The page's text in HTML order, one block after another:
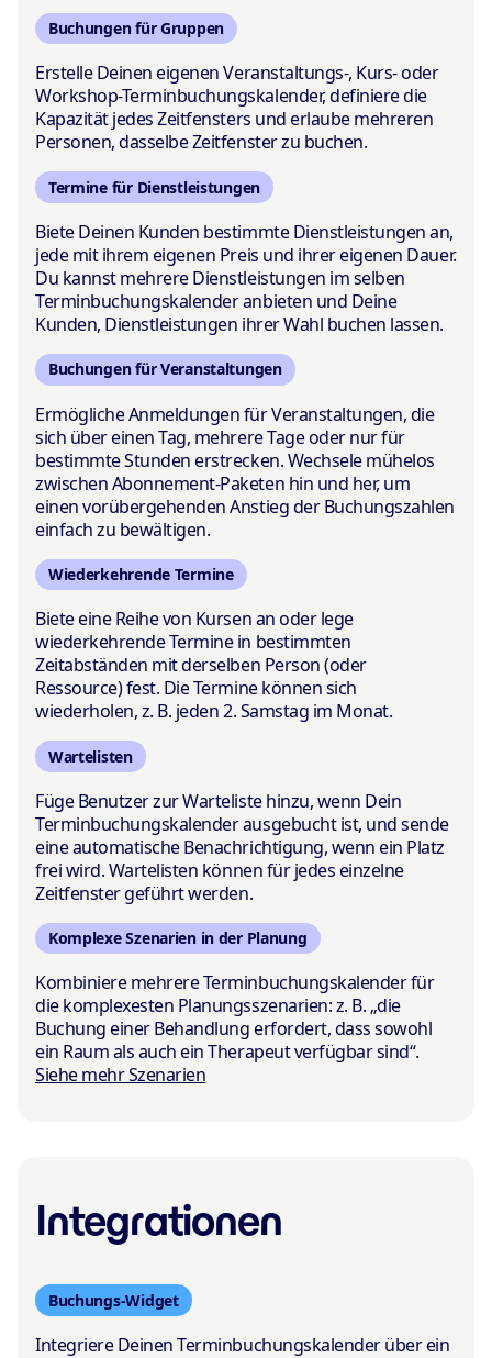
Buchungen für Gruppen
Erstelle Deinen eigenen Veranstaltungs-, Kurs- oder
Workshop-Terminbuchungskalender, definiere die
Kapazität jedes Zeitfensters und erlaube mehreren
Personen, dasselbe Zeitfenster zu buchen.
Termine für Dienstleistungen
Biete Deinen Kunden bestimmte Dienstleistungen an,
jede mit ihrem eigenen Preis und ihrer eigenen Dauer.
Du kannst mehrere Dienstleistungen im selben
Terminbuchungskalender anbieten und Deine
Kunden, Dienstleistungen ihrer Wahl buchen lassen.
Buchungen für Veranstaltungen
Ermögliche Anmeldungen für Veranstaltungen, die
sich über einen Tag, mehrere Tage oder nur für
bestimmte Stunden erstrecken. Wechsele mühelos
zwischen Abonnement-Paketen hin und her, um
einen vorübergehenden Anstieg der Buchungszahlen
einfach zu bewältigen.
Wiederkehrende Termine
Biete eine Reihe von Kursen an oder lege
wiederkehrende Termine in bestimmten
Zeitabständen mit derselben Person (oder
Ressource) fest. Die Termine können sich
wiederholen, z. B. jeden 2. Samstag im Monat.
Wartelisten
Füge Benutzer zur Warteliste hinzu, wenn Dein
Terminbuchungskalender ausgebucht ist, und sende
eine automatische Benachrichtigung, wenn ein Platz
frei wird. Wartelisten können für jedes einzelne
Zeitfenster geführt werden.
Komplexe Szenarien in der Planung
Kombiniere mehrere Terminbuchungskalender für
die komplexesten Planungsszenarien: z. B. „die
Buchung einer Behandlung erfordert, dass sowohl
ein Raum als auch ein Therapeut verfügbar sind“.
Siehe mehr Szenarien
Integrationen
Buchungs-Widget
Integriere Deinen Terminbuchungskalender über ein